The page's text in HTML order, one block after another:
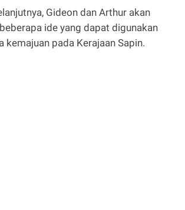
Gideon dan Arthur akan
ide yang dapat digunakan
kemajuan pada Kerajaan Sapin.